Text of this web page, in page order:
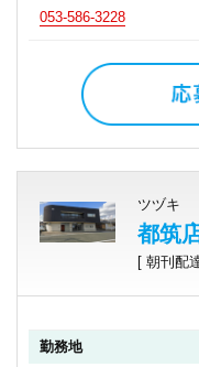
053-586-3228
ツヅキ
都筑
[ 朝刊配
勤務地